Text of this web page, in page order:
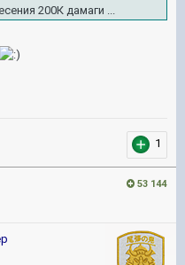
200К дамаги ...
1
53 144